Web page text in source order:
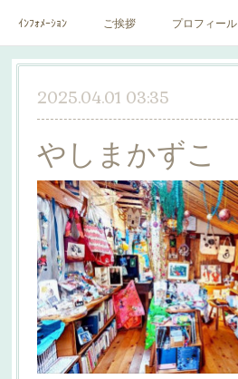
ｲﾝﾌｫﾒｰｼｮﾝ ご挨拶 プロフィール
作家一覧 絵里子画報
2025.04.01 03:35
やしまかずこ